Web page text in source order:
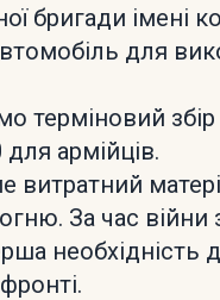
бригади імені
для
терміновий
армійців.
витратний
За час
необхідність